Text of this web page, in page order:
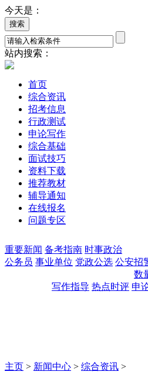
今天是：
站内搜索：
首页
综合资讯
招考信息
行政测试
申论写作
综合基础
面试技巧
资料下载
推荐教材
辅导通知
在线报名
问题专区
重要新闻 备考指南 时事政治
公务员 事业单位 党政公选 公安招
数
写作指导 热点时评 申
主页 > 新闻中心 > 综合资讯 >